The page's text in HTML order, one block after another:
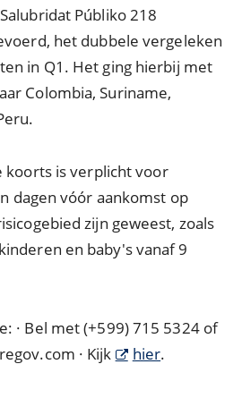
Públiko 218
het dubbele vergeleken
in Q1. Het ging hierbij met
Colombia, Suriname,
koorts is verplicht voor
dagen vóór aankomst op
zijn geweest, zoals
en baby's vanaf 9
· Bel met (+599) 715 5324 of
· Kijk
hier.